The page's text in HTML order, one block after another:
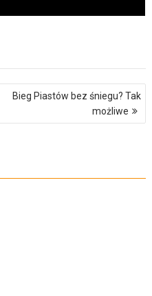
Bieg Piastów bez śniegu? Tak
możliwe